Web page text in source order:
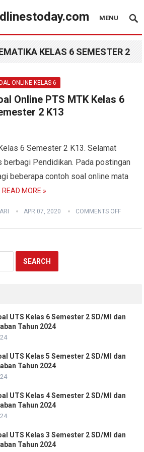
MENU
KELAS 6 SEMESTER 2
ONLINE KELAS 6
Online PTS MTK Kelas 6
2 K13
6 Semester 2 K13. Selamat
Pendidikan. Pada postingan
beberapa contoh soal online mata
READ MORE »
APR 07, 2020 COMMENTS OFF
UTS Kelas 6 Semester 2 SD/MI dan
Tahun 2024
UTS Kelas 5 Semester 2 SD/MI dan
Tahun 2024
UTS Kelas 4 Semester 2 SD/MI dan
Tahun 2024
UTS Kelas 3 Semester 2 SD/MI dan
Tahun 2024